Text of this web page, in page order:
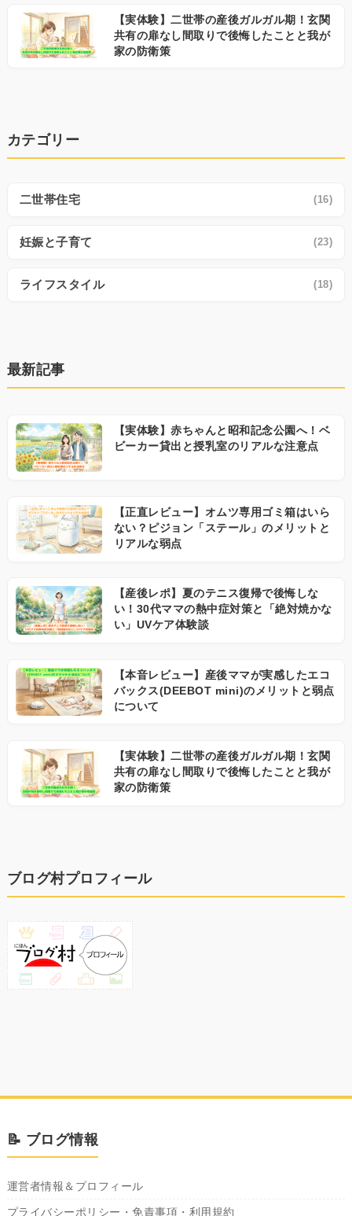
【実体験】二世帯の産後ガルガル期！玄関
共有の扉なし間取りで後悔したことと我が
家の防衛策
カテゴリー
二世帯住宅 (16)
妊娠と子育て (23)
ライフスタイル (18)
最新記事
【実体験】赤ちゃんと昭和記念公園へ！ベ
ビーカー貸出と授乳室のリアルな注意点
【正直レビュー】オムツ専用ゴミ箱はいら
ない？ピジョン「ステール」のメリットと
リアルな弱点
【産後レポ】夏のテニス復帰で後悔しな
い！30代ママの熱中症対策と「絶対焼かな
い」UVケア体験談
【本音レビュー】産後ママが実感したエコ
バックス(DEEBOT mini)のメリットと弱点
について
【実体験】二世帯の産後ガルガル期！玄関
共有の扉なし間取りで後悔したことと我が
家の防衛策
ブログ村プロフィール
📝 ブログ情報
運営者情報＆プロフィール
プライバシーポリシー・免責事項・利用規約